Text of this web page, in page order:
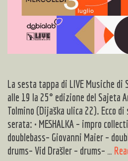
La sesta tappa di LIVE Musiche di
alle 19 la 25° edizione del Sajeta
Tolmino (Dijaška ulica 22). Ecco
serata: • MESHALKA – impro
doublebass– Giovanni Maier –
drums– Vid Drašler – drums– …